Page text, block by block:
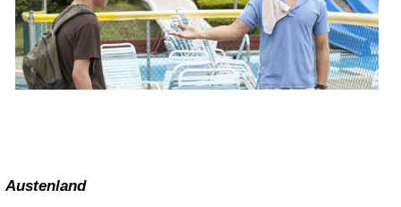
Austenland